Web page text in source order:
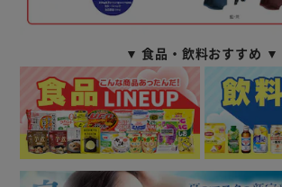
▼ 食品・飲料おすすめ ▼